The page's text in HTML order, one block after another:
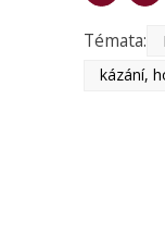
Témata:
kázání,